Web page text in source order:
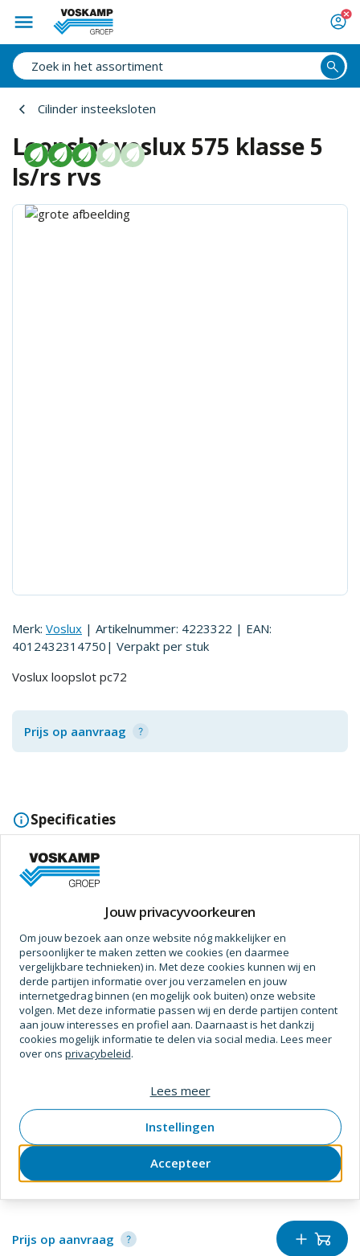
Cilinder insteeksloten
Loopslot voslux 575 klasse 5
ls/rs rvs
Merk: Voslux | Artikelnummer: 4223322 | EAN:
4012432314750 | Verpakt per stuk
Voslux loopslot pc72
Prijs op aanvraag
Specificaties
Bewerking
Model (Slot/Vergrendeling)
Maak compleet met
Nemef
Sluitplaat nemef p635/17 loop afg rvs
SKU4222413 Verpakt perstuk
Prijs op aanvraag
Jouw privacyvoorkeuren
Om jouw bezoek aan onze website nóg makkelijker en
persoonlijker te maken zetten we cookies (en daarmee
vergelijkbare technieken) in. Met deze cookies kunnen wij en
derde partijen informatie over jou verzamelen en jouw
internetgedrag binnen (en mogelijk ook buiten) onze website
volgen. Met deze informatie passen wij en derde partijen content
aan jouw interesses en profiel aan. Daarnaast is het dankzij
cookies mogelijk informatie te delen via social media. Lees meer
over ons privacybeleid.
Accepteer
Instellingen
Lees meer